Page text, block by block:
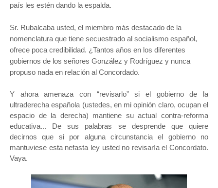
país les estén dando la espalda.
Sr. Rubalcaba usted, el miembro más destacado de la
nomenclatura que tiene secuestrado al socialismo español,
ofrece poca credibilidad. ¿Tantos años en los diferentes
gobiernos de los señores González y Rodríguez y nunca
propuso nada en relación al Concordado.
Y ahora amenaza con “revisarlo” si el gobierno de la
ultraderecha española (ustedes, en mi opinión claro, ocupan el
espacio de la derecha) mantiene su actual contra-reforma
educativa... De sus palabras se desprende que quiere
decirnos que si por alguna circunstancia el gobierno no
mantuviese esta nefasta ley usted no revisaría el Concordato.
Vaya.